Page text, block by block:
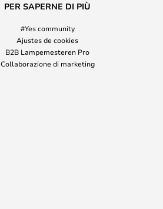
PER SAPERNE DI PIÙ
#Yes community
Ajustes de cookies
B2B Lampemesteren Pro
Collaborazione di marketing